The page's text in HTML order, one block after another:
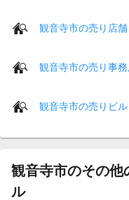
観音寺市の売り店舗
観音寺市の売り事
観音寺市の売りビ
観音寺市のその
ル